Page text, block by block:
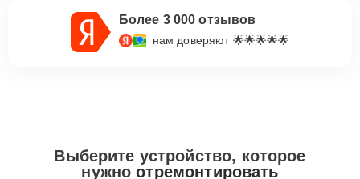
Более 3 000 отзывов
нам доверяют 🌟🌟🌟🌟🌟
Выберите устройство, которое
нужноотремонтировать